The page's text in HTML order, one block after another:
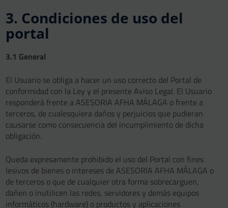
3. Condiciones de uso del
portal
3.1 General
El Usuario se obliga a hacer un uso correcto del Portal de
conformidad con la Ley y el presente Aviso Legal. El Usuario
responderá frente a ASESORIA AFHA MÁLAGA o frente a
terceros, de cualesquiera daños y perjuicios que pudieran
causarse como consecuencia del incumplimiento de dicha
obligación.
Queda expresamente prohibido el uso del Portal con fines
lesivos de bienes o intereses de ASESORIA AFHA MÁLAGA o
de terceros o que de cualquier otra forma sobrecarguen,
dañen o inutilicen las redes, servidores y demás equipos
informáticos (hardware) o productos y aplicaciones